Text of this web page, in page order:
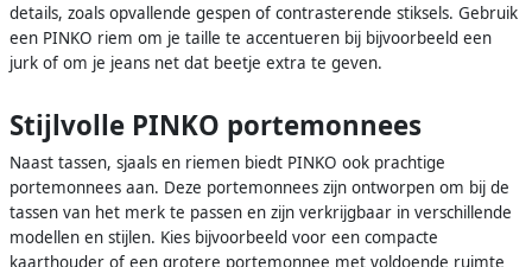
details, zoals opvallende gespen of contrasterende stiksels. Gebruik
een PINKO riem om je taille te accentueren bij bijvoorbeeld een
jurk of om je jeans net dat beetje extra te geven.
Stijlvolle PINKO portemonnees
Naast tassen, sjaals en riemen biedt PINKO ook prachtige
portemonnees aan. Deze portemonnees zijn ontworpen om bij de
tassen van het merk te passen en zijn verkrijgbaar in verschillende
modellen en stijlen. Kies bijvoorbeeld voor een compacte
kaarthouder of een grotere portemonnee met voldoende ruimte